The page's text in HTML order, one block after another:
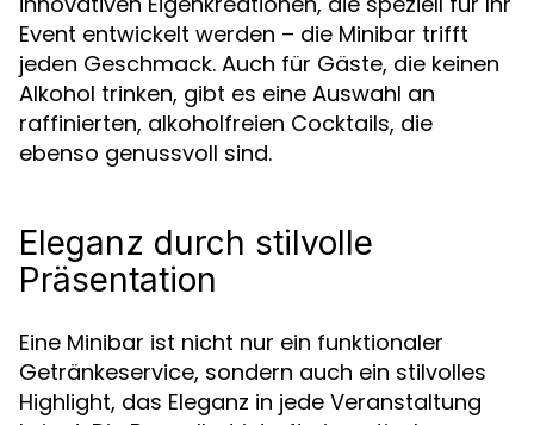
Event entwickelt werden – die Minibar trifft
jeden Geschmack. Auch für Gäste, die keinen
Alkohol trinken, gibt es eine Auswahl an
raffinierten, alkoholfreien Cocktails, die
ebenso genussvoll sind.
Eleganz durch stilvolle
Präsentation
Eine Minibar ist nicht nur ein funktionaler
Getränkeservice, sondern auch ein stilvolles
Highlight, das Eleganz in jede Veranstaltung